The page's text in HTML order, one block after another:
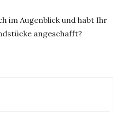
im Augenblick und habt Ihr
angeschafft?